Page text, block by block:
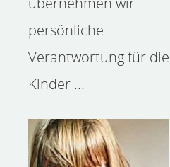
persönliche
Verantwortung für die
Kinder ...
Der Kinderschutz